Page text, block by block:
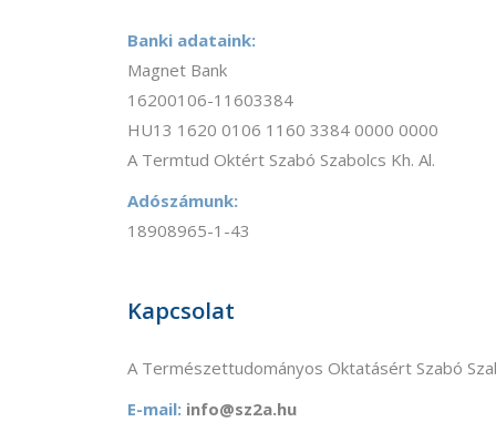
Banki adataink:
Magnet Bank
16200106-11603384
HU13 1620 0106 1160 3384 0000 0000
A Termtud Oktért Szabó Szabolcs Kh. Al.
Adószámunk:
18908965-1-43
Kapcsolat
A Természettudományos Oktatásért Szabó
E-mail: info@sz2a.hu